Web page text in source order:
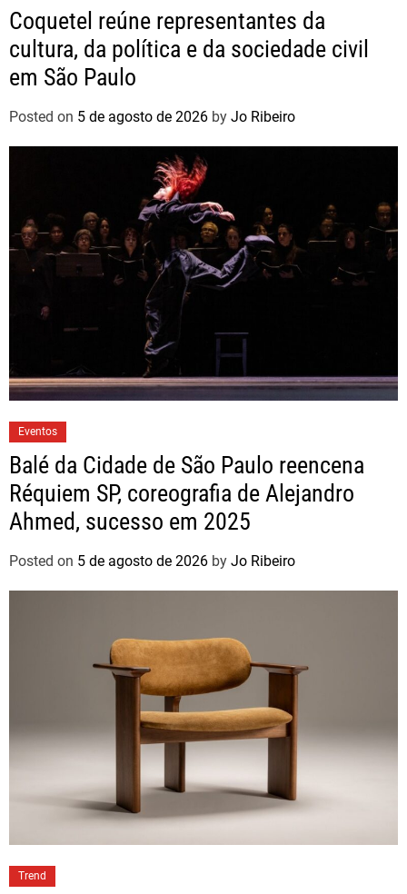
Coquetel reúne representantes da
cultura, da política e da sociedade civil
em São Paulo
Posted on 5 de agosto de 2026 by Jo Ribeiro
Eventos
Balé da Cidade de São Paulo reencena
Réquiem SP, coreografia de Alejandro
Ahmed, sucesso em 2025
Posted on 5 de agosto de 2026 by Jo Ribeiro
Trend